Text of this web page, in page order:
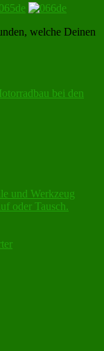
welche Deinen
bei den
und Werkzeug
oder Tausch.